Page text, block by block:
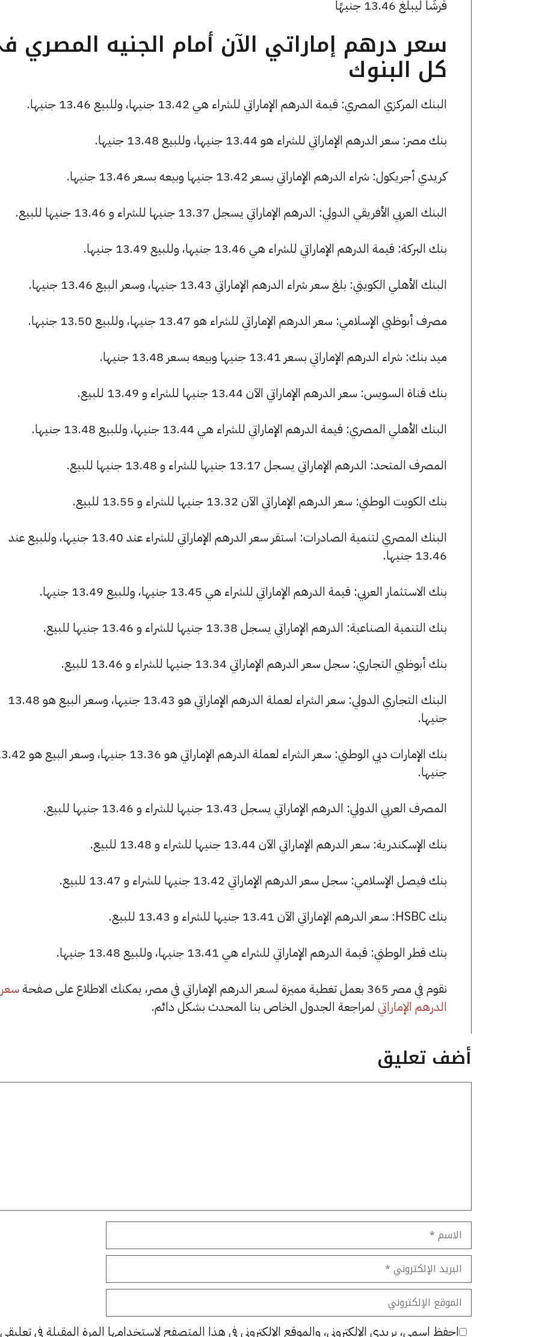
قرشًا ليبلغ 13.46 جنيهًا
سعر درهم إماراتي الآن أمام الجنيه المصري
كل البنوك
البنك المركزي المصري: قيمة الدرهم الإماراتي للشراء هي 13.42 جنيها، وللبيع 13.46 جنيها.
بنك مصر: سعر الدرهم الإماراتي للشراء هو 13.44 جنيها، وللبيع 13.48 جنيها.
كريدي أجريكول: شراء الدرهم الإماراتي بسعر 13.42 جنيها وبيعه بسعر 13.46 جنيها.
البنك العربي الأفريقي الدولي: الدرهم الإماراتي يسجل 13.37 جنيها للشراء و 13.46 جنيها للبيع.
بنك البركة: قيمة الدرهم الإماراتي للشراء هي 13.46 جنيها، وللبيع 13.49 جنيها.
البنك الأهلي الكويتي: بلغ سعر شراء الدرهم الإماراتي 13.43 جنيها، وسعر البيع 13.46 جنيها.
مصرف أبوظبي الإسلامي: سعر الدرهم الإماراتي للشراء هو 13.47 جنيها، وللبيع 13.50 جنيها.
ميد بنك: شراء الدرهم الإماراتي بسعر 13.41 جنيها وبيعه بسعر 13.48 جنيها.
بنك قناة السويس: سعر الدرهم الإماراتي الآن 13.44 جنيها للشراء و 13.49 للبيع.
البنك الأهلي المصري: قيمة الدرهم الإماراتي للشراء هي 13.44 جنيها، وللبيع 13.48 جنيها.
المصرف المتحد: الدرهم الإماراتي يسجل 13.17 جنيها للشراء و 13.48 جنيها للبيع.
بنك الكويت الوطني: سعر الدرهم الإماراتي الآن 13.32 جنيها للشراء و 13.55 للبيع.
البنك المصري لتنمية الصادرات: استقر سعر الدرهم الإماراتي للشراء عند 13.40 جنيها، وللبيع عند
13.46 جنيها.
بنك الاستثمار العربي: قيمة الدرهم الإماراتي للشراء هي 13.45 جنيها، وللبيع 13.49 جنيها.
بنك التنمية الصناعية: الدرهم الإماراتي يسجل 13.38 جنيها للشراء و 13.46 جنيها للبيع.
بنك أبوظبي التجاري: سجل سعر الدرهم الإماراتي 13.34 جنيها للشراء و 13.46 للبيع.
البنك التجاري الدولي: سعر الشراء لعملة الدرهم الإماراتي هو 13.43 جنيها، وسعر البيع هو 13.48
جنيها.
بنك الإمارات دبي الوطني: سعر الشراء لعملة الدرهم الإماراتي هو
جنيها.
المصرف العربي الدولي: الدرهم الإماراتي يسجل 13.43 جنيها للشراء و 13.46 جنيها للبيع.
بنك الإسكندرية: سعر الدرهم الإماراتي الآن 13.44 جنيها للشراء و 13.48 للبيع.
بنك فيصل الإسلامي: سجل سعر الدرهم الإماراتي 13.42 جنيها للشراء و 13.47 للبيع.
بنك HSBC: سعر الدرهم الإماراتي الآن 13.41 جنيها للشراء و 13.43 للبيع.
بنك قطر الوطني: قيمة الدرهم الإماراتي للشراء هي 13.41 جنيها، وللبيع 13.48 جنيها.
نقوم في مصر 365 بعمل تغطية مميزة لسعر الدرهم الإماراتي في مصر، يمكنك الاطلاع على صفحة
سعر
الدرهم الإماراتي لمراجعة الجدول الخاص بنا المحدث بشكل دائم.
أضف تعليق
الاسم
البريد
الإلكتروني
الموقع
الإلكتروني
احفظ اسمي، بريدي الإلكتروني، والموقع الإلكتروني في هذا المتصفح لاستخدامها المرة المقبلة في